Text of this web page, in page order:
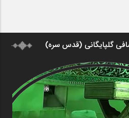
گلپایگانی (قدس سره)